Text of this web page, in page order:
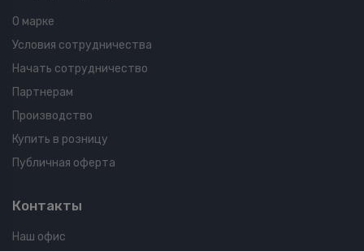
О марке
Условия сотрудничества
Начать сотрудничество
Партнерам
Производство
Купить в розницу
Публичная оферта
Контакты
Наш офис